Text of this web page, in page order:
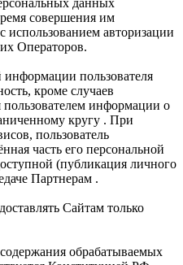
данных
совершения им
использованием авторизации
Операторов.
пользователя
кроме случаев
пользователем информации о
кругу . При
пользователь
часть его персональной
(публикация личного
Партнерам .
Сайтам только
обрабатываемых